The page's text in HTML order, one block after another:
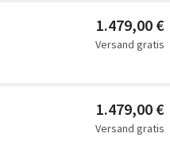
1.479,00 €
Versand gratis
1.479,00 €
Versand gratis